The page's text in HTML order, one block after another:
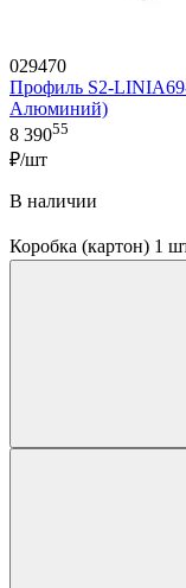
029470
Профиль S2-
Алюминий)
8 39055
₽/шт
В наличии
Коробка (картон) 1